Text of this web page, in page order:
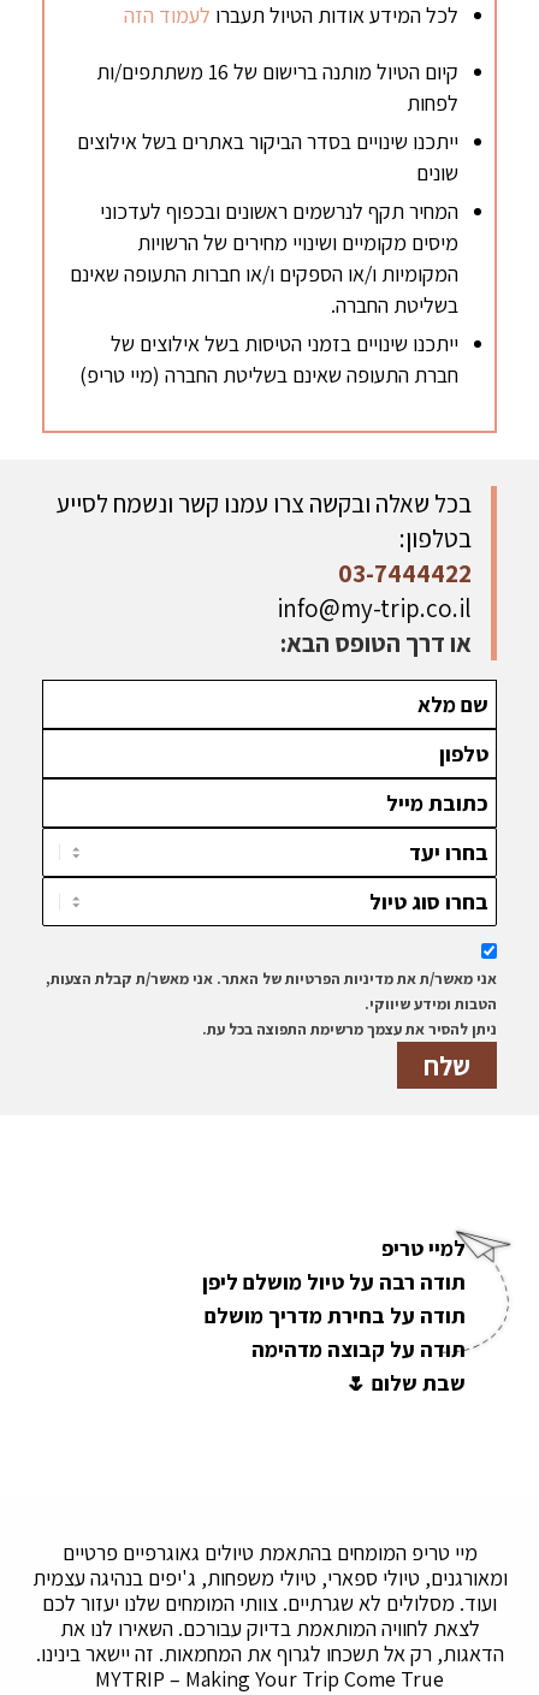
לכל המידע אודות הטיול תעברו לעמוד הזה
קיום הטיול מותנה ברישום של 16 משתתפים/ות
לפחות
ייתכנו שינויים בסדר הביקור באתרים בשל אילוצים
שונים
המחיר תקף לנרשמים ראשונים ובכפוף לעדכוני
מיסים מקומיים ושינויי מחירים של הרשויות
המקומיות ו/או הספקים ו/או חברות התעופה שאינם
בשליטת החברה.
ייתכנו שינויים בזמני הטיסות בשל אילוצים של
חברת התעופה שאינם בשליטת החברה (מיי טריפ)
אני מאשר/ת את מדיניות הפרטיות של האתר. אני מאשר/ת קבלת הצעות,
הטבות ומידע שיווקי.
ניתן להסיר את עצמך מרשימת התפוצה בכל עת.
בכל שאלה ובקשה צרו עמנו קשר ונשמח לסייע
בטלפון:
03-7444422
info@my-trip.co.il
או דרך הטופס הבא:
למיי טריפ
תודה רבה על טיול מושלם ליפן
תודה על בחירת מדריך מושלם
תודה על קבוצה מדהימה
שבת שלום 🌷
מיי טריפ המומחים בהתאמת טיולים גאוגרפיים פרטיים
ומאורגנים, טיולי ספארי, טיולי משפחות, ג'יפים בנהיגה עצמית
ועוד. מסלולים לא שגרתיים. צוותי המומחים שלנו יעזור לכם
לצאת לחוויה המותאמת בדיוק עבורכם. השאירו לנו את
הדאגות, רק אל תשכחו לגרוף את המחמאות. זה יישאר בינינו.
MYTRIP – Making Your Trip Come True